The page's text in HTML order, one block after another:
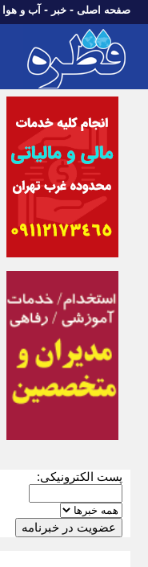
صفحه اصلی - خبر - آب و هوا
پست الکترونیکی: